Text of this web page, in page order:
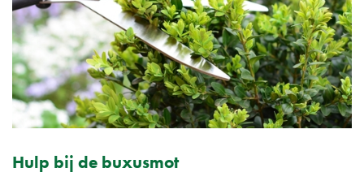
Hulp bij de buxusmot